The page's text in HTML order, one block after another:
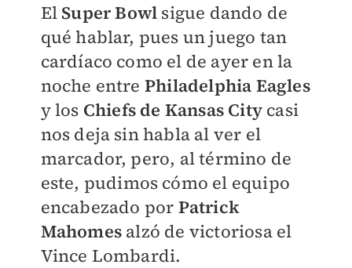
El Super Bowl sigue dando de
qué hablar, pues un juego tan
cardíaco como el de ayer en la
noche entre Philadelphia Eagles
y los Chiefs de Kansas Citycasi
nos deja sin habla al ver el
marcador, pero, al término de
este, pudimos cómo el equipo
encabezado por Patrick
Mahomesalzó de victoriosa el
Vince Lombardi.